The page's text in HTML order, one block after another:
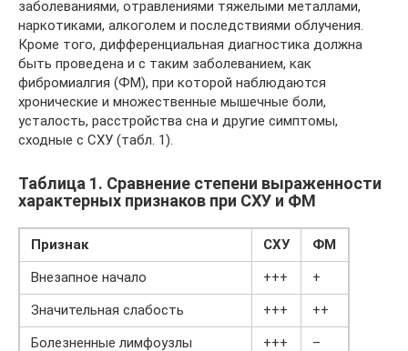
заболеваниями, отравлениями тяжелыми металлами,
наркотиками, алкоголем и последствиями облучения.
Кроме того, дифференциальная диагностика должна
быть проведена и с таким заболеванием, как
фибромиалгия (ФМ), при которой наблюдаются
хронические и множественные мышечные боли,
усталость, расстройства сна и другие симптомы,
сходные с СХУ (табл. 1).
Таблица 1. Сравнение степени выраженности
характерных признаков при СХУ и ФМ
Признак СХУ
ФМ
Внезапное начало
+++
+
Значительная слабость
+++
++
Болезненные лимфоузлы
+++ –